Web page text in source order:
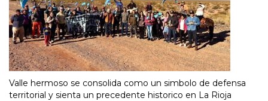
Valle hermoso se consolida como un simbolo de defensa
territorial y sienta un precedente historico en La Rioja